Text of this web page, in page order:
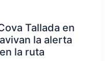
Tallada en
la alerta
la ruta